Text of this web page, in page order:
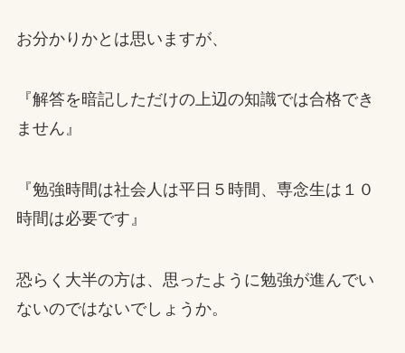
お分かりかとは思いますが、
『解答を暗記しただけの上辺の知識では合格でき
ません』
『勉強時間は社会人は平日５時間、専念生は１０
時間は必要です』
恐らく大半の方は、思ったように勉強が進んでい
ないのではないでしょうか。